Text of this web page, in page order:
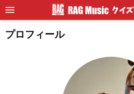
プロフィール